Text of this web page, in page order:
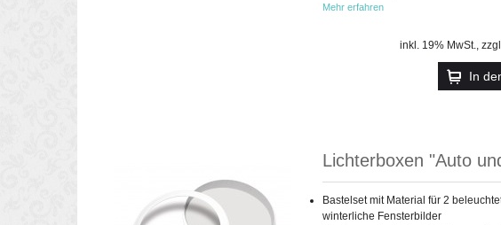
Mehr erfahren
inkl. 19% MwSt.,
In
Lichterboxen "Auto
Bastelset mit Material für 2
winterliche Fensterbilder